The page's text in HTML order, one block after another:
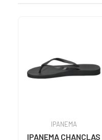
IPANEMA
IPANEMA CHANCLAS